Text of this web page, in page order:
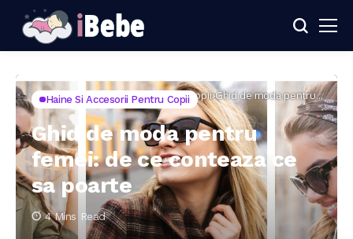
Home Haine si accesorii pentru copii Ghid de moda pentru
femei: de ce conteaza ce
sa poarte
Haine Si Accesorii Pentru Copii
Ghid de moda pentru
femei: de ce conteaza ce
sa poarte
4 Mins Read